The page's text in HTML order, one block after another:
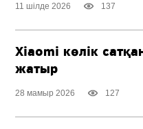
11 шілде 2026 137
Xiaomi көлік
жатыр
28 мамыр 2026 127